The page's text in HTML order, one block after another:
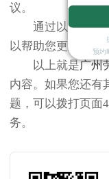
议。
通过以上方法处
以帮助您更好地维
以上就是广州
内容。如果您还有
题，可以拨打页面
务。
预约